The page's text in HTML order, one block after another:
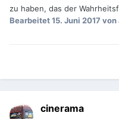
zu haben, das der
Bearbeitet15. Juni 2017 von
cinerama